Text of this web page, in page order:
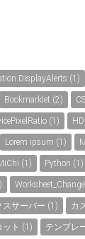
(1)
Bookmarklet (2)
(1)
Lorem ipsum (1)
(1) Python (1)
Worksheet_Change
スサーバー (1) カ
ット (1) テンプレ